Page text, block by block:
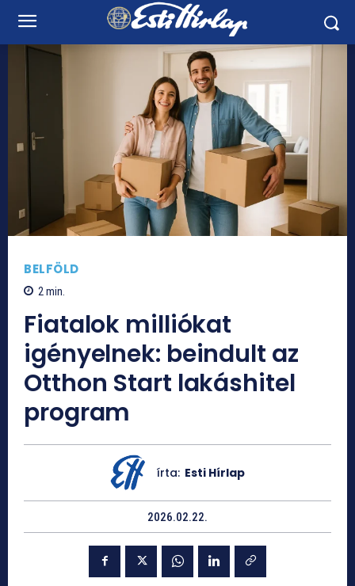
BELFÖLD
2min.
Fiatalok milliókat
igényelnek: beindult az
Otthon Start lakáshitel
program
írta: Esti Hírlap
2026.02.22.